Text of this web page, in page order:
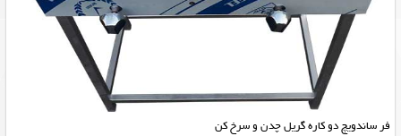
فر ساندویچ دو کاره گریل چدن و سرخ کن